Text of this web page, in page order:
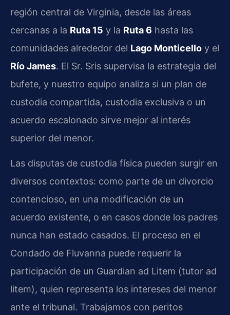
región central de Virginia, desde las áreas
cercanas a la Ruta 15 y la Ruta 6 hasta las
comunidades alrededor del Lago Monticello y el
Río James. El Sr. Sris supervisa la estrategia del
bufete, y nuestro equipo analiza si un plan de
custodia compartida, custodia exclusiva o un
acuerdo escalonado sirve mejor al interés
superior del menor.
Las disputas de custodia física pueden surgir en
diversos contextos: como parte de un divorcio
contencioso, en una modificación de un
acuerdo existente, o en casos donde los padres
nunca han estado casados. El proceso en el
Condado de Fluvanna puede requerir la
participación de un Guardian ad Litem (tutor ad
litem), quien representa los intereses del menor
ante el tribunal. Trabajamos con peritos